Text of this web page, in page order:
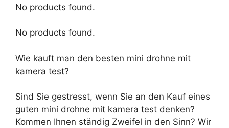
No products found.
No products found.
Wie kauft man den besten mini drohne mit
kamera test?
Sind Sie gestresst, wenn Sie an den Kauf eines
guten mini drohne mit kamera test denken?
Kommen Ihnen ständig Zweifel in den Sinn? Wir